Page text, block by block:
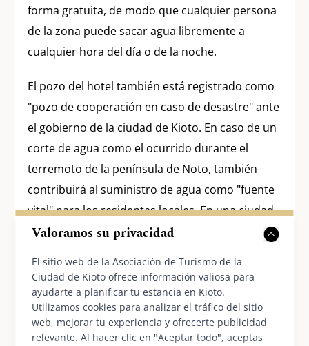
Valoramos su privacidad
El sitio web de la Asociación de Turismo de la
Ciudad de Kioto ofrece información valiosa para
ayudarte a planificar tu estancia en Kioto.
Utilizamos cookies para analizar el tráfico del sitio
web, mejorar tu experiencia y ofrecerte publicidad
relevante. Al hacer clic en "Aceptar todo", aceptas
forma gratuita, de modo que cualquier persona
de la zona puede sacar agua libremente a
cualquier hora del día o de la noche.
El pozo del hotel también está registrado como
"pozo de cooperación en caso de desastre" ante
el gobierno de la ciudad de Kioto. En caso de un
corte de agua como el ocurrido durante el
terremoto de la península de Noto, también
contribuirá al suministro de agua como "fuente
vital" para los residentes locales. En una ciudad
con un flujo constante de personas, ya sea por
un plan para quienes tengan dificultades para
regresar a casa en caso de desastre. Por ello, el
hotel cuenta con un tanque de agua con
capacidad para 200 toneladas de agua